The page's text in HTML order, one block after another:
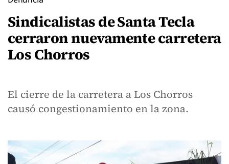
Sindicalistas de Santa Tecla
cerraron nuevamente carretera
Los Chorros
El cierre de la carretera a Los Chorros
causó congestionamiento en la zona.